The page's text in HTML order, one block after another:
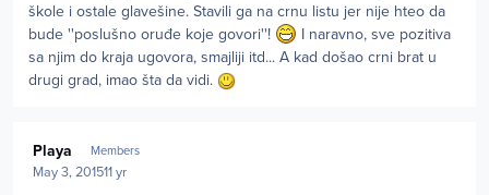
škole i ostale glavešine. Stavili ga na crnu listu jer nije hteo da
bude ''poslušno oruđe koje govori''!
I naravno, sve pozitiva
sa njim do kraja ugovora, smajliji itd... A kad došao crni brat u
drugi grad, imao šta da vidi.
Playa Members
May 3, 201511 yr